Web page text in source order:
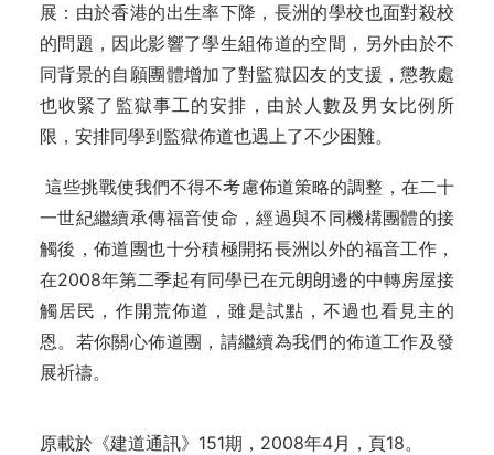
展：由於香港的出生率下降，長洲的學校也面對殺校
的問題，因此影響了學生組佈道的空間，另外由於不
同背景的自願團體增加了對監獄囚友的支援，懲教處
也收緊了監獄事工的安排，由於人數及男女比例所
限，安排同學到監獄佈道也遇上了不少困難。
這些挑戰使我們不得不考慮佈道策略的調整，在二十
一世紀繼續承傳福音使命，經過與不同機構團體的接
觸後，佈道團也十分積極開拓長洲以外的福音工作，
在2008年第二季起有同學已在元朗朗邊的中轉房屋接
觸居民，作開荒佈道，雖是試點，不過也看見主的
恩。若你關心佈道團，請繼續為我們的佈道工作及發
展祈禱。
原載於《建道通訊》151期，2008年4月，頁18。